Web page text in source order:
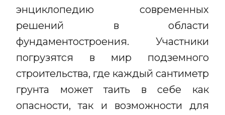
энциклопедию современных
решений в области
фундаментостроения. Участники
погрузятся в мир подземного
строительства, где каждый сантиметр
грунта может таить в себе как
опасности, так и возможности для